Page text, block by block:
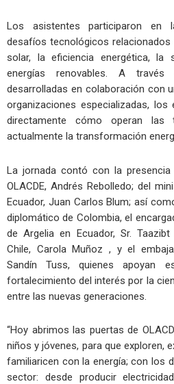
Los asistentes participaron en
desafíos tecnológicos relacionados
solar, la eficiencia energética, la
energías renovables. A través
desarrolladas en colaboración con
organizaciones especializadas, los
directamente cómo operan las
actualmente la transformación
La jornada contó con la
OLACDE, Andrés Rebolledo; del
Ecuador, Juan Carlos Blum; así
diplomático de Colombia, el
de Argelia en Ecuador, Sr.
Chile, Carola Muñoz , y el
Sandín Tuss, quienes apoyan
fortalecimiento del interés por la
entre las nuevas generaciones.
“Hoy abrimos las puertas de
niños y jóvenes, para que exploren,
familiaricen con la energía; con los
sector: desde producir